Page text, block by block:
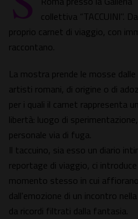
collettiva “TACCUINI".
proprio carnet di viaggio, con
raccontano.
La mostra prende le mosse
artisti romani, di origine o di
per i quali il carnet rappresenta
libertà: luogo di
personale via di fuga.
Il taccuino, sia esso un diario
reportage di viaggio, ci
momento stesso in cui
dall'emozione di un incontro
da ricordi filtrati dalla fantasia.